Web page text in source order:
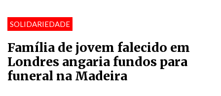
SOLIDARIEDADE
Família de jovem falecido em
Londres angaria fundos para
funeral na Madeira